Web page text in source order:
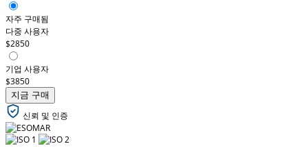
자주 구매됨
다중 사용자
$2850
기업 사용자
$3850
지금 구매
신뢰 및 인증